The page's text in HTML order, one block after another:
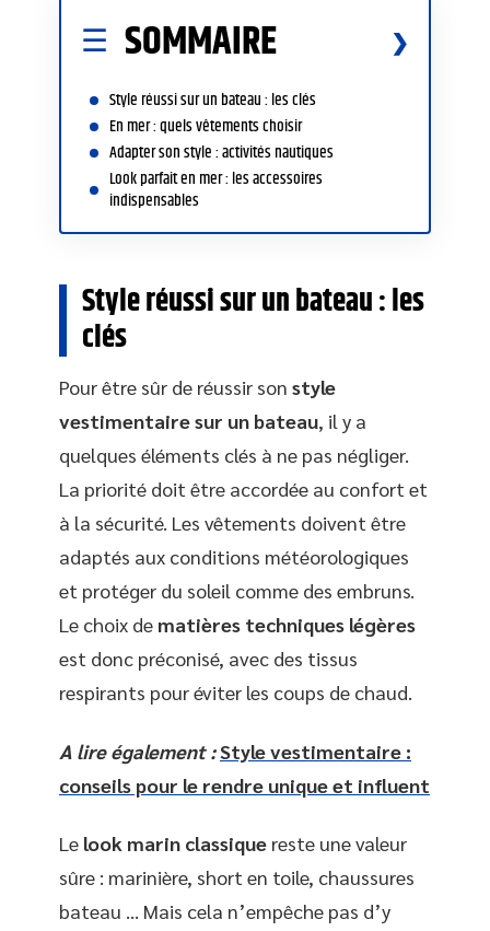
SOMMAIRE
Style réussi sur un bateau : les clés
En mer : quels vêtements choisir
Adapter son style : activités nautiques
Look parfait en mer : les accessoires
indispensables
Style réussi sur un bateau : les
clés
Pour être sûr de réussir son style
vestimentaire sur un bateau, il y a
quelques éléments clés à ne pas négliger.
La priorité doit être accordée au confort et
à la sécurité. Les vêtements doivent être
adaptés aux conditions météorologiques
et protéger du soleil comme des embruns.
Le choix de matières techniques légères
est donc préconisé, avec des tissus
respirants pour éviter les coups de chaud.
A lire également : Style vestimentaire :
conseils pour le rendre unique et influent
Le look marin classique reste une valeur
sûre : marinière, short en toile, chaussures
bateau … Mais cela n’empêche pas d’y